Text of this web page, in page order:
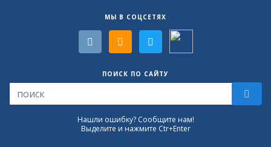
МЫ В СОЦСЕТЯХ
ПОИСК ПО САЙТУ
Нашли ошибку? Сообщите нам!
Выделите и нажмите Ctr+Enter